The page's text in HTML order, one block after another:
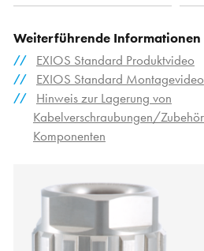
Weiterführende Informationen
EXIOS Standard Produktvideo
EXIOS Standard Montagevideo
Hinweis zur Lagerung von
Kabelverschraubungen/
Komponenten